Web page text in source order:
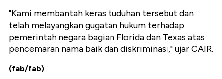
"Kami membantah keras tuduhan tersebut dan
telah melayangkan gugatan hukum terhadap
pemerintah negara bagian Florida dan Texas atas
pencemaran nama baik dan diskriminasi," ujar CAIR.
(fab/fab)